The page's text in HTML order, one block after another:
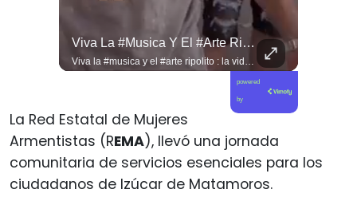
Viva La #musica Y El #arte Ripolito : La Vida De Me Hizo Sufrir
Viva la #musica y el #arte ripolito : la vida de me hizo sufrir
powered
by
La Red Estatal de Mujeres
Armentistas (REMA), llevó una jornada
comunitaria de servicios esenciales para los
ciudadanos de Izúcar de Matamoros.